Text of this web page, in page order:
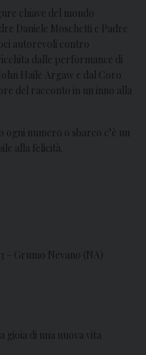
chiave del mondo
Daniele Moschetti e Padre
autorevoli contro
dalle performance di
Haile Argaw e dal Coro
del racconto in un inno alla
numero o sbarco c’è un
alla felicità.
– Grumo Nevano (NA)
gioia di una nuova vita